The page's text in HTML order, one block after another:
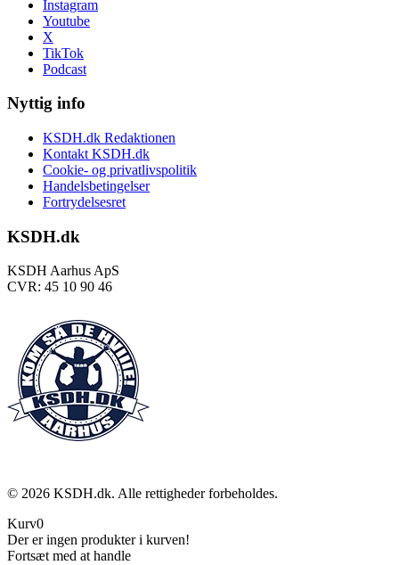
Instagram
Youtube
X
TikTok
Podcast
Nyttig info
KSDH.dk Redaktionen
Kontakt KSDH.dk
Cookie- og privatlivspolitik
Handelsbetingelser
Fortrydelsesret
KSDH.dk
KSDH Aarhus ApS
CVR: 45 10 90 46
© 2026 KSDH.dk. Alle rettigheder forbeholdes.
Kurv0
Der er ingen produkter i kurven!
Fortsæt med at handle